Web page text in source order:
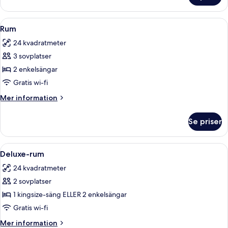
(Club
Single )
Öppna
alla
foton
för
Rum
Rum | Sängtillbehör av högsta
6
Rum
24 kvadratmeter
3 sovplatser
2 enkelsängar
Gratis wi-fi
Mer information
Mer
Se priser
Öppna
alla
foton
för
Deluxe-
rum
Deluxe-rum | Sängtillbehör av
14
Deluxe-rum
24 kvadratmeter
2 sovplatser
1 kingsize-säng ELLER 2 enkelsängar
Gratis wi-fi
Mer information
Mer